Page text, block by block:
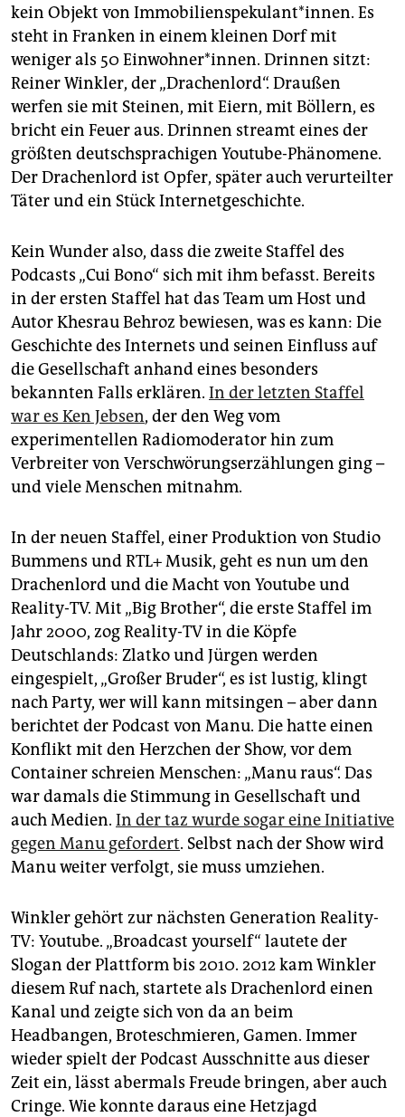
genossenschaft
epaper login
kein Objekt von Immobilienspekulant*innen. Es
steht in Franken in einem kleinen Dorf mit
weniger als 50 Einwohner*innen. Drinnen sitzt:
Reiner Winkler, der „Drachenlord“. Draußen
werfen sie mit Steinen, mit Eiern, mit Böllern, es
bricht ein Feuer aus. Drinnen streamt eines der
größten deutschsprachigen Youtube-Phänomene.
Der Drachenlord ist Opfer, später auch verurteilter
Täter und ein Stück Internetgeschichte.
Kein Wunder also, dass die zweite Staffel des
Podcasts „Cui Bono“ sich mit ihm befasst. Bereits
in der ersten Staffel hat das Team um Host und
Autor Khesrau Behroz bewiesen, was es kann: Die
Geschichte des Internets und seinen Einfluss auf
die Gesellschaft anhand eines besonders
bekannten Falls erklären. In der letzten Staffel
war es Ken Jebsen, der den Weg vom
experimentellen Radiomoderator hin zum
Verbreiter von Verschwörungserzählungen ging –
und viele Menschen mitnahm.
In der neuen Staffel, einer Produktion von Studio
Bummens und RTL+ Musik, geht es nun um den
Drachenlord und die Macht von Youtube und
Reality-TV. Mit „Big Brother“, die erste Staffel im
Jahr 2000, zog Reality-TV in die Köpfe
Deutschlands: Zlatko und Jürgen werden
eingespielt, „Großer Bruder“, es ist lustig, klingt
nach Party, wer will kann mitsingen – aber dann
berichtet der Podcast von Manu. Die hatte einen
Konflikt mit den Herzchen der Show, vor dem
Container schreien Menschen: „Manu raus“. Das
war damals die Stimmung in Gesellschaft und
auch Medien. In der taz wurde sogar eine Initiative
gegen Manu gefordert. Selbst nach der Show wird
Manu weiter verfolgt, sie muss umziehen.
Winkler gehört zur nächsten Generation Reality-
TV: Youtube. „Broadcast yourself“ lautete der
Slogan der Plattform bis 2010. 2012 kam Winkler
diesem Ruf nach, startete als Drachenlord einen
Kanal und zeigte sich von da an beim
Headbangen, Brote­schmieren, Gamen. Immer
wieder spielt der Podcast Ausschnitte aus dieser
Zeit ein, lässt abermals Freude bringen, aber auch
Cringe. Wie konnte daraus eine Hetzjagd